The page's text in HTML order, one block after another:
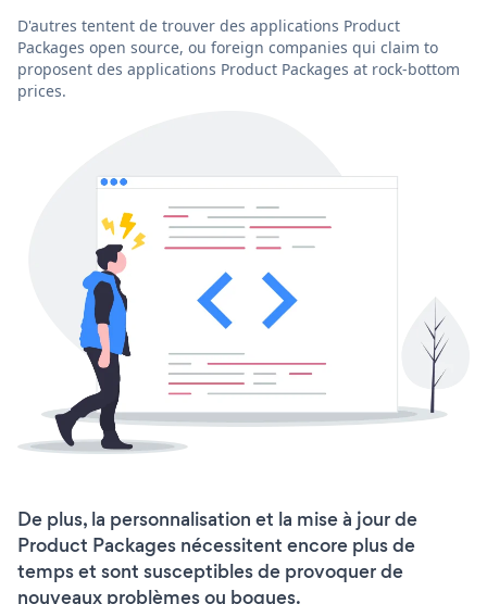
D'autres tentent de trouver des applications Product
Packages open source, ou foreign companies qui claim to
proposent des applications Product Packages at rock-bottom
prices.
De plus, la personnalisation et la mise à jour de
Product Packages nécessitent encore plus de
temps et sont susceptibles de provoquer de
nouveaux problèmes ou bogues.